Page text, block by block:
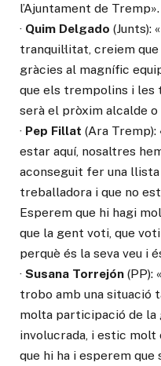
l’Ajuntament de Tremp».
· Quim Delgado (Junts):
tranquil·litat, creiem
gràcies al magnífic
que els trempolins i les
serà el pròxim alcalde
· Pep Fillat (Ara Tremp):
estar aquí, nosaltres
aconseguit fer una
treballadora i que no
Esperem que hi hagi
que la gent voti, que
perquè és la seva veu i
· Susana Torrejón (PP):
trobo amb una situació
molta participació de
involucrada, i estic
que hi ha i esperem